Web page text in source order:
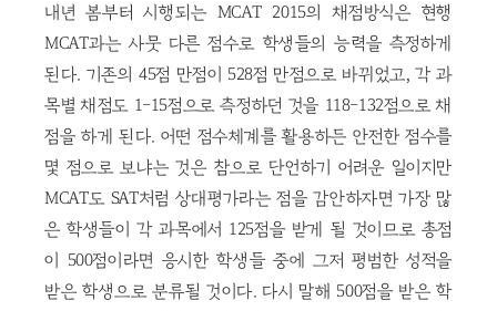
내년 봄부터 시행되는 MCAT 2015의 채점방식은 현행
MCAT과는 사뭇 다른 점수로 학생들의 능력을 측정하게
된다. 기존의 45점 만점이 528점 만점으로 바뀌었고, 각 과
목별 채점도 1-15점으로 측정하던 것을 118-132점으로 채
점을 하게 된다. 어떤 점수체계를 활용하든 안전한 점수를
몇 점으로 보냐는 것은 참으로 단언하기 어려운 일이지만
MCAT도 SAT처럼 상대평가라는 점을 감안하자면 가장 많
은 학생들이 각 과목에서 125점을 받게 될 것이므로 총점
이 500점이라면 응시한 학생들 중에 그저 평범한 성적을
받은 학생으로 분류될 것이다. 다시 말해 500점을 받은 학